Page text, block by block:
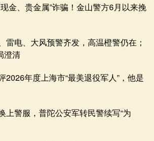
金、贵金属”诈骗！金山警方6月以来挽
雷电、大风预警齐发，高温橙警仍在；
澄清
2026年度上海市“最美退役军人”，他是
上警服，普陀公安军转民警续写“为